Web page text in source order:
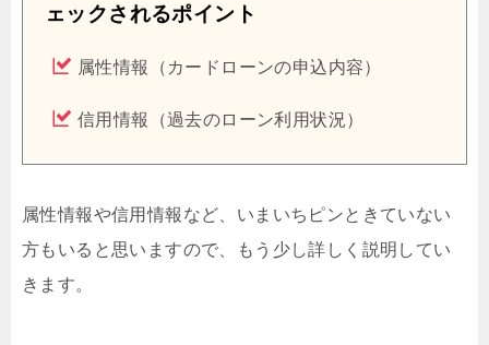
ェックされるポイント
属性情報（カードローンの申込内容）
信用情報（過去のローン利用状況）
属性情報や信用情報など、いまいちピンときていない
方もいると思いますので、もう少し詳しく説明してい
きます。